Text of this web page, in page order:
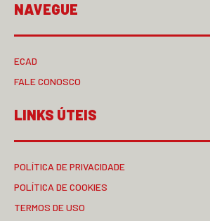
NAVEGUE
ECAD
FALE CONOSCO
LINKS ÚTEIS
POLÍTICA DE PRIVACIDADE
POLÍTICA DE COOKIES
TERMOS DE USO